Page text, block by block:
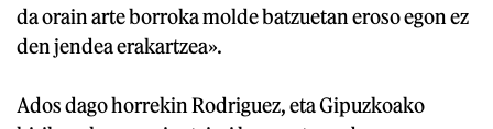
da orain arte borroka molde batzuetan eroso egon ez
den jendea erakartzea».
Ados dago horrekin Rodriguez, eta Gipuzkoako